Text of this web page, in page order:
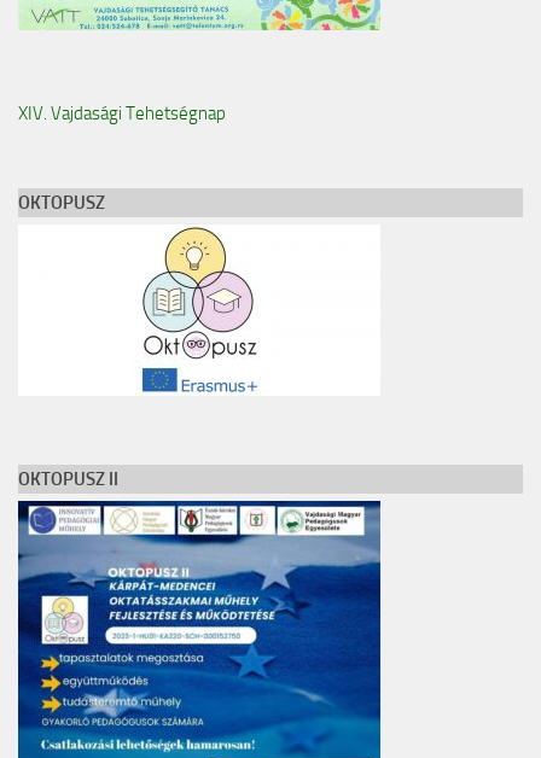
XIV. Vajdasági Tehetségnap
OKTOPUSZ
OKTOPUSZ II